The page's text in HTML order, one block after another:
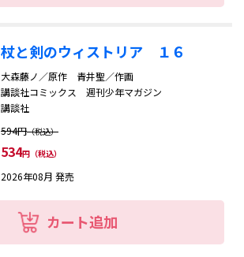
杖と剣のウィストリア １６
大森藤ノ／原作 青井聖／作画
講談社コミックス 週刊少年マガジン
講談社
594円（税込）
534円（税込）
2026年08月 発売
カート追加